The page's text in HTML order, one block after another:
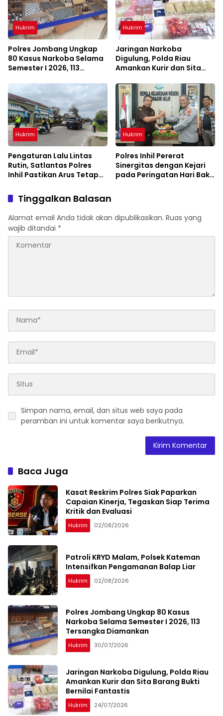
Hukrim
Polres Jombang Ungkap
80 Kasus Narkoba Selama
Semester I 2026, 113
Hukrim
Jaringan Narkoba
Digulung, Polda Riau
Amankan Kurir dan Sita
Fantastis
Hukrim
Pengaturan Lalu Lintas
Rutin, Satlantas Polres
Inhil Pastikan Arus Tetap
Hukrim
Polres Inhil Pererat
Sinergitas dengan Kejari
pada Peringatan Hari Bakti
Tinggalkan Balasan
Alamat email Anda tidak akan dipublikasikan. Ruas yang
wajib ditandai *
Simpan nama, email, dan situs web saya pada
peramban ini untuk komentar saya berikutnya.
Baca Juga
Kasat Reskrim Polres Siak Paparkan
Capaian Kinerja, Tegaskan Siap Terima
Kritik dan Evaluasi
Hukrim 02/08/2026
Patroli KRYD Malam, Polsek Kateman
Intensifkan Pengamanan Balap Liar
Hukrim 02/08/2026
Polres Jombang Ungkap 80 Kasus
Narkoba Selama Semester I 2026, 113
Tersangka Diamankan
Hukrim 30/07/2026
Jaringan Narkoba Digulung, Polda Riau
Amankan Kurir dan Sita Barang Bukti
Bernilai Fantastis
Hukrim 24/07/2026